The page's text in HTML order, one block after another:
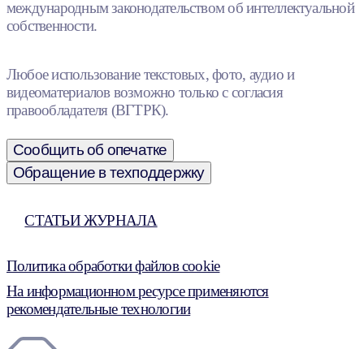
международным законодательством об интеллектуальной
собственности.
Любое использование текстовых, фото, аудио и
видеоматериалов возможно только с согласия
правообладателя (ВГТРК).
Сообщить об опечатке
Обращение в техподдержку
СТАТЬИ ЖУРНАЛА
Политика обработки файлов cookie
На информационном ресурсе применяются
рекомендательные технологии